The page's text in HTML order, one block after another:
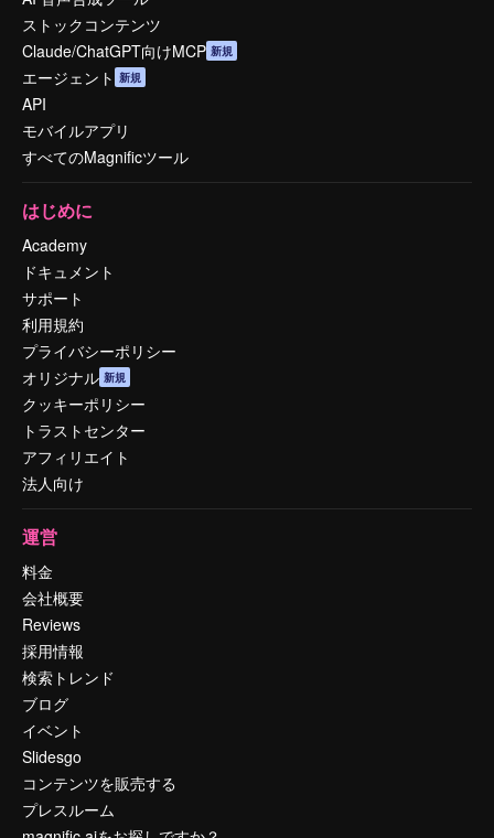
ストックコンテンツ
Claude/ChatGPT向けMCP 新規
エージェント 新規
API
モバイルアプリ
すべてのMagnificツール
はじめに
Academy
ドキュメント
サポート
利用規約
プライバシーポリシー
オリジナル 新規
クッキーポリシー
トラストセンター
アフィリエイト
法人向け
運営
料金
会社概要
Reviews
採用情報
検索トレンド
ブログ
イベント
Slidesgo
コンテンツを販売する
プレスルーム